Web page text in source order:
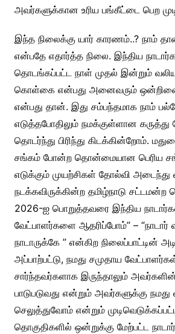
அவர்களுக்கான உரிய பங்கீட்டை பெற
இந்த நிலைக்கு யார் காரணம்..? நாம்
என்பதே எதார்த்த நிலை. இந்திய
தொடங்கப்பட்ட நாள் முதல் இன்றும்
கொள்கை என்பது அனைவரும்
என்பது தான். இது சம்பந்தமாக நாம்
எடுத்தபோதிலும் நமக்குள்ளான கருத்து
தொடர்ந்து பிரிந்து கிடக்கின்றோம்.
சங்கம் போன்ற தொன்மையான பெரிய
எடுக்கும் முயற்சிகள் தோல்வி அடைந்து
நடக்கவிருக்கின்ற தமிழ்நாடு சட்டமன்ற
2026-ஐ பொறுத்தவரை இந்திய நாடார்கள்
வேட்பாளர்களை ஆதரிப்போம்” – “நாடார்
நாடாருக்கே ” என்கிற நிலைப்பாட்டின்
அப்பாற்பட்டு, நமது சமுதாய
சார்ந்தவர்களாக இருந்தாலும்
பாடுபடுவது என்றும் அவர்களுக்கு
செலுத்துவோம் என்றும்
தொகுதிகளில் ஒன்றுக்கு மேற்பட்ட